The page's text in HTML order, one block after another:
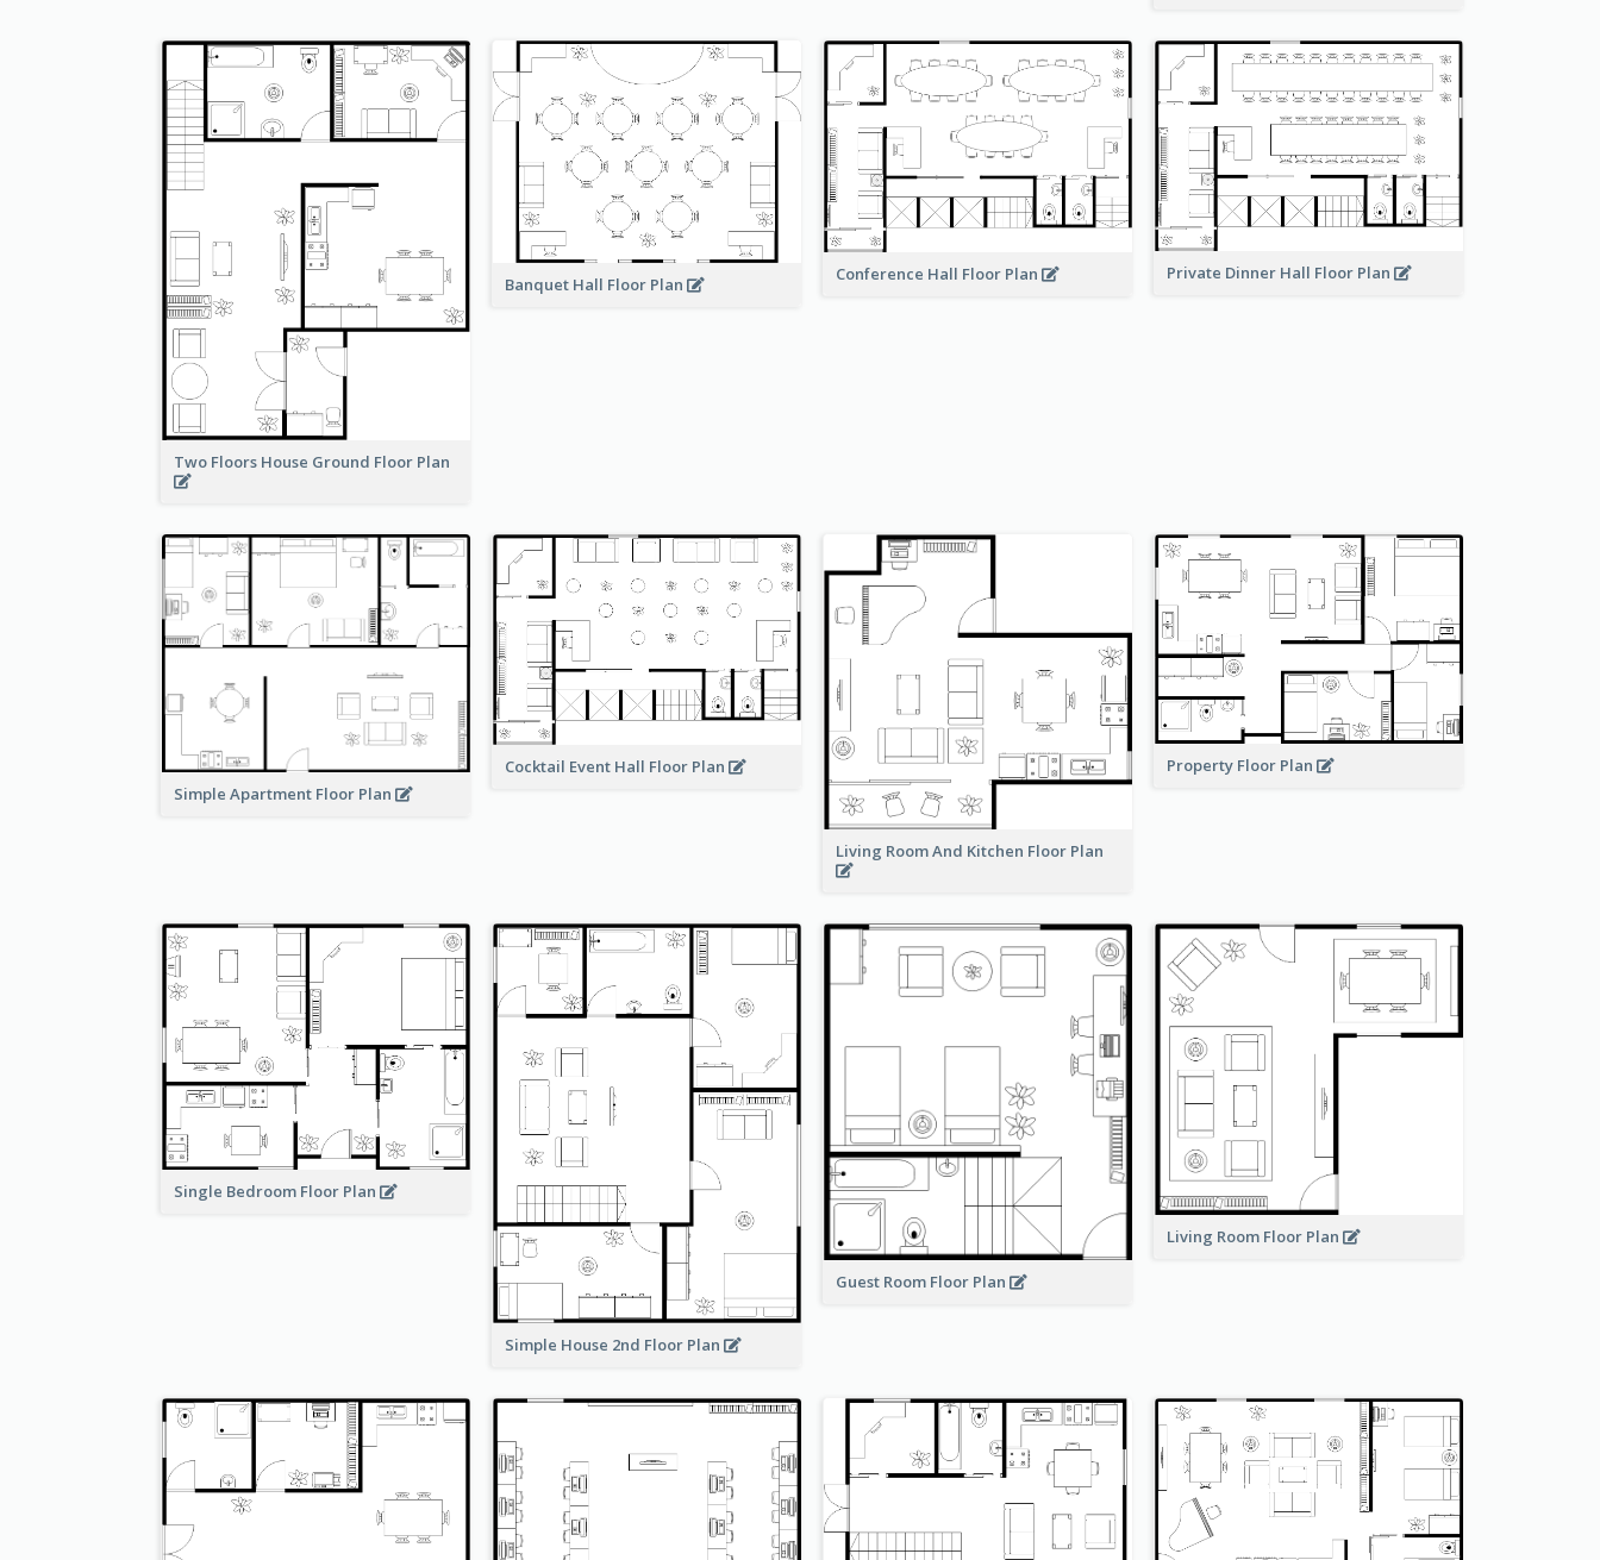
Two Floors House Ground Floor Plan
Banquet Hall Floor Plan
Conference Hall Floor Plan Private Dinner Hall Floor Plan
Simple Apartment Floor Plan
Cocktail Event Hall Floor Plan
Living Room And Kitchen Floor Plan
Property Floor Plan
Single Bedroom Floor Plan
Simple House 2nd Floor Plan
Guest Room Floor Plan
Living Room Floor Plan